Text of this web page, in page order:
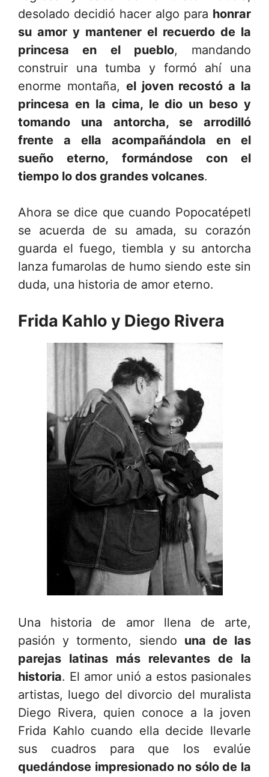
desolado decidió hacer algo para honrar
su amor y mantener el recuerdo de la
princesa en el pueblo, mandando
construir una tumba y formó ahí una
enorme montaña, el joven recostó a la
princesa en la cima, le dio un beso y
tomando una antorcha, se arrodilló
frente a ella acompañándola en el
sueño eterno, formándose con el
tiempo lo dos grandes volcanes.
Ahora se dice que cuando Popocatépetl
se acuerda de su amada, su corazón
guarda el fuego, tiembla y su antorcha
lanza fumarolas de humo siendo este sin
duda, una historia de amor eterno.
Frida Kahlo y Diego Rivera
Una historia de amor llena de arte,
pasión y tormento, siendo una de las
parejas latinas más relevantes de la
historia. El amor unió a estos pasionales
artistas, luego del divorcio del muralista
Diego Rivera, quien conoce a la joven
Frida Kahlo cuando ella decide llevarle
sus cuadros para que los evalúe
quedándose impresionado no sólo de la